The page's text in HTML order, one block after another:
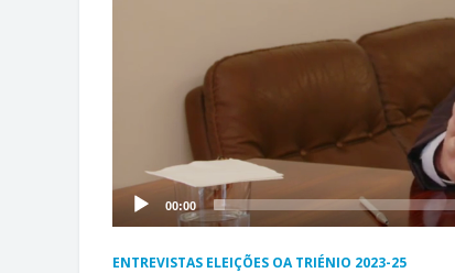
00:00
ENTREVISTAS ELEIÇÕES OA TRIÉNIO 2023-25